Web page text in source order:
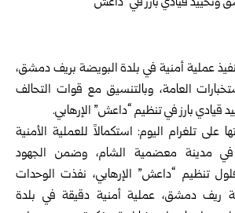
عملية أمنية في بلدة البويضة بريف دمشق،
العامة، وبالتنسيق مع قوات التحالف
قيادي بارز في تنظيم “داعش” الإرهابي.
على تلغرام اليوم: استكمالاً للعملية الأمنية
في مدينة معضمية الشام، وضمن الجهود
تنظيم “داعش” الإرهابي، نفذت الوحدات
ريف دمشق، عملية أمنية دقيقة في بلدة